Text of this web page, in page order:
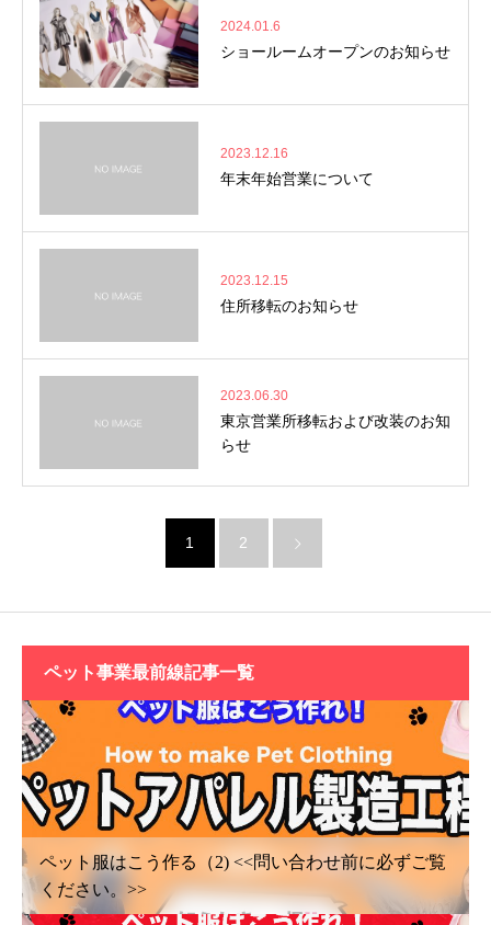
2024.01.6
ショールームオープンのお知らせ
2023.12.16
年末年始営業について
2023.12.15
住所移転のお知らせ
2023.06.30
東京営業所移転および改装のお知
らせ
1 2
ペット事業最前線記事一覧
ペット服はこう作る（2) <<問い合わせ前に必ずご覧
ください。>>